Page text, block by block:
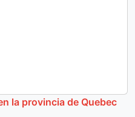
la provincia de Quebec